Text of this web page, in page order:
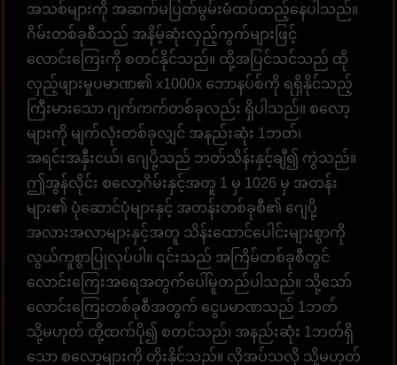
အသစ်များကို အဆက်မပြတ်မွမ်းမံထပ်ထည့်နေပါသည်။
ဂိမ်းတစ်ခုစီသည် အနိမ့်ဆုံးလှည့်ကွက်များဖြင့်
လောင်းကြေးကို စတင်နိုင်သည်။ ထို့အပြင်သင်သည် ထို
လှည့်ဖျားမှုပမာဏ၏ x1000x ဘောနပ်စ်ကို ရရှိနိုင်သည့်
ကြီးမားသော ဂျက်ကက်တစ်ခုလည်း ရှိပါသည်။ စလော့
များကို မျက်လုံးတစ်ခုလျှင် အနည်းဆုံး 1ဘတ်၊
အရင်းအနှီးငယ်၊ ဂျေပို့သည် ဘတ်သိန်းနှင့်ချီ၍ ကွဲသည်။
ဤအွန်လိုင်း စလော့ဂိမ်းနှင့်အတူ 1 မှ 1026 မှ ​​အတန်း
များ၏ ပုံဆောင်ပုံများနှင့် အတန်းတစ်ခုစီ၏ ဂျေပို့
အလားအလာများနှင့်အတူ သိန်းထောင်ပေါင်းများစွာကို
လွယ်ကူစွာပြုလုပ်ပါ။ ၎င်းသည် အကြိမ်တစ်ခုစီတွင်
လောင်းကြေးအရေအတွက်ပေါ်မူတည်ပါသည်။ သို့သော်
လောင်းကြေးတစ်ခုစီအတွက် ငွေပမာဏသည် 1ဘတ်
သို့မဟုတ် ထို့ထက်ပို၍ စတင်သည်၊ အနည်းဆုံး 1ဘတ်ရှိ
သော စလော့များကို တိုးနိုင်သည်။ လိုအပ်သလို သို့မဟုတ်